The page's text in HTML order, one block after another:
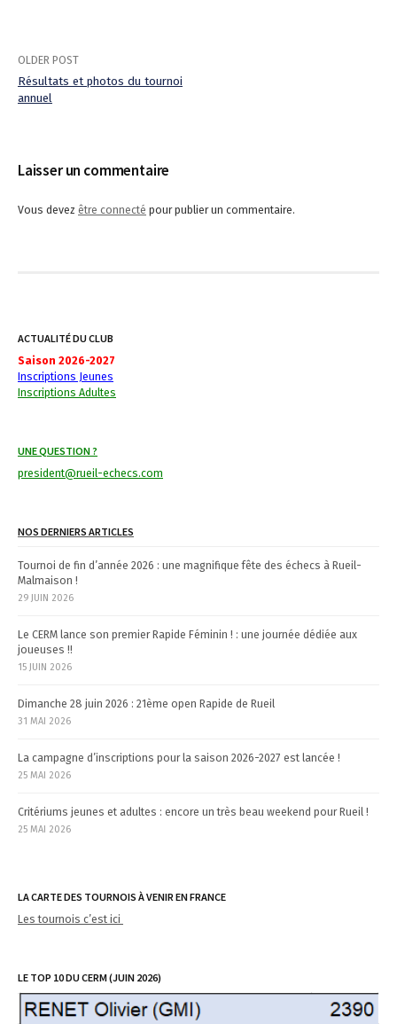
P
s
t
i
g
a
i
n
OLDER POST
Résultats et photos du tournoi
annuel
Laisser un commentaire
Vous devez être connecté pour publier un commentaire.
ACTUALITÉ DU CLUB
Saison 2026-2027
Inscriptions Jeunes
Inscriptions Adultes
UNE QUESTION ?
president@rueil-echecs.com
NOS DERNIERS ARTICLES
Tournoi de fin d’année 2026 : une magnifique fête des échecs à Rueil-
Malmaison !
29 JUIN 2026
Le CERM lance son premier Rapide Féminin ! : une journée dédiée aux
joueuses !!
15 JUIN 2026
Dimanche 28 juin 2026 : 21ème open Rapide de Rueil
31 MAI 2026
La campagne d’inscriptions pour la saison 2026-2027 est lancée !
25 MAI 2026
Critériums jeunes et adultes : encore un très beau weekend pour Rueil !
25 MAI 2026
LA CARTE DES TOURNOIS À VENIR EN FRANCE
Les tournois c’est ici
LE TOP 10 DU CERM (JUIN 2026)